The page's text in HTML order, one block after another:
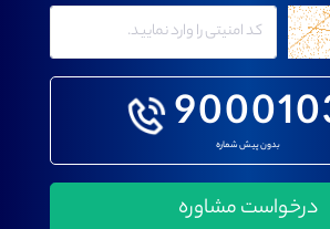
بدون پیش شماره